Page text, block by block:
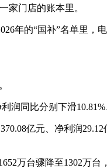
家门店的账本里。
年的“国补”名单里，
同比分别下滑10.81%
亿元、净利润29.12
万台骤降至1302万台